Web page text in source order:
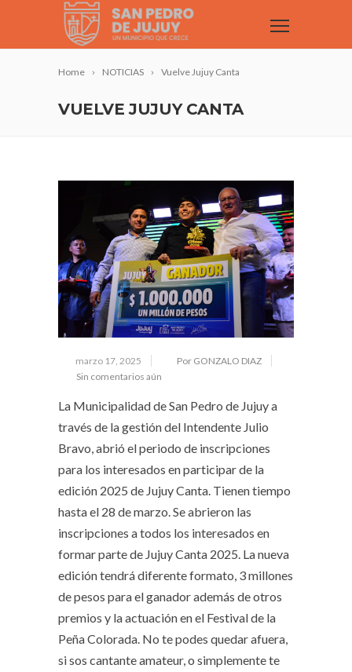
Home NOTICIAS Vuelve Jujuy Canta
VUELVE JUJUY CANTA
marzo 17, 2025
Por GONZALO DIAZ
Sin comentarios aún
La Municipalidad de San Pedro de Jujuy a
través de la gestión del Intendente Julio
Bravo, abrió el periodo de inscripciones
para los interesados en participar de la
edición 2025 de Jujuy Canta. Tienen tiempo
hasta el 28 de marzo. Se abrieron las
inscripciones a todos los interesados en
formar parte de Jujuy Canta 2025. La nueva
edición tendrá diferente formato, 3 millones
de pesos para el ganador además de otros
premios y la actuación en el Festival de la
Peña Colorada. No te podes quedar afuera,
si sos cantante amateur, o simplemente te